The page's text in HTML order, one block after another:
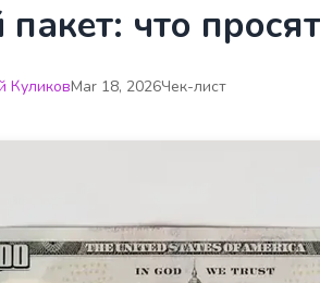
что
КуликовMar 18, 2026Чек-лист